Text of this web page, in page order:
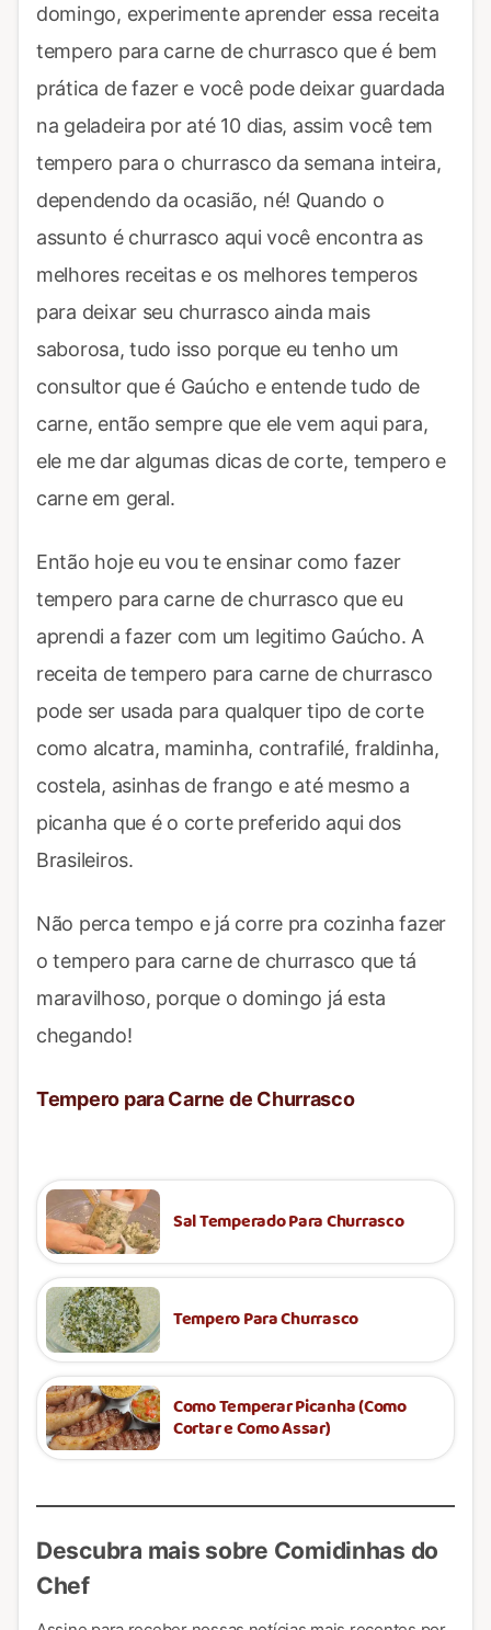
domingo, experimente aprender essa receita
tempero para carne de churrasco que é bem
prática de fazer e você pode deixar guardada
na geladeira por até 10 dias, assim você tem
tempero para o churrasco da semana inteira,
dependendo da ocasião, né! Quando o
assunto é churrasco aqui você encontra as
melhores receitas e os melhores temperos
para deixar seu churrasco ainda mais
saborosa, tudo isso porque eu tenho um
consultor que é Gaúcho e entende tudo de
carne, então sempre que ele vem aqui para,
ele me dar algumas dicas de corte, tempero e
carne em geral.
Então hoje eu vou te ensinar como fazer
tempero para carne de churrasco que eu
aprendi a fazer com um legitimo Gaúcho. A
receita de tempero para carne de churrasco
pode ser usada para qualquer tipo de corte
como alcatra, maminha, contrafilé, fraldinha,
costela, asinhas de frango e até mesmo a
picanha que é o corte preferido aqui dos
Brasileiros.
Não perca tempo e já corre pra cozinha fazer
o tempero para carne de churrasco que tá
maravilhoso, porque o domingo já esta
chegando!
Tempero para Carne de Churrasco
Sal Temperado Para Churrasco
Tempero Para Churrasco
Como Temperar Picanha (Como
Cortar e Como Assar)
Descubra mais sobre Comidinhas do
Chef